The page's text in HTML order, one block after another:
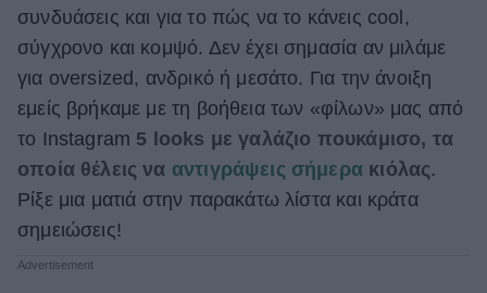
Γάμος
Market News
συνδυάσεις και για το πώς να το κάνεις cool,
σύγχρονο και κομψό. Δεν έχει σημασία αν μιλάμε
για oversized, ανδρικό ή μεσάτο. Για την άνοιξη
εμείς βρήκαμε με τη βοήθεια των «φίλων» μας από
το Instagram 5 looks με γαλάζιο πουκάμισο, τα
οποία θέλεις να αντιγράψεις σήμερα κιόλας.
Ρίξε μια ματιά στην παρακάτω λίστα και κράτα
σημειώσεις!